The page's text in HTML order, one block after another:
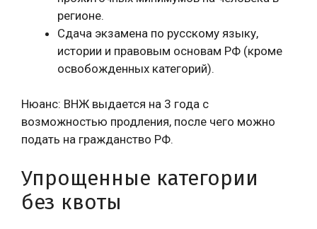
регионе.
Сдача экзамена по русскому языку,
истории и правовым основам РФ (кроме
освобожденных категорий).
Нюанс: ВНЖ выдается на 3 года с
возможностью продления, после чего можно
подать на гражданство РФ.
Упрощенные категории
без квоты